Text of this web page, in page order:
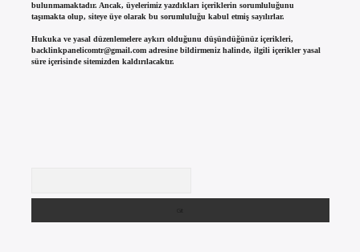
bulunmamaktadır. Ancak, üyelerimiz yazdıkları içeriklerin sorumluluğunu
taşımakta olup, siteye üye olarak bu sorumluluğu kabul etmiş sayılırlar.
Hukuka ve yasal düzenlemelere aykırı olduğunu düşündüğünüz içerikleri,
backlinkpanelicomtr@gmail.comadresine bildirmeniz halinde, ilgili içerikler yasal
süre içerisinde sitemizden kaldırılacaktır.